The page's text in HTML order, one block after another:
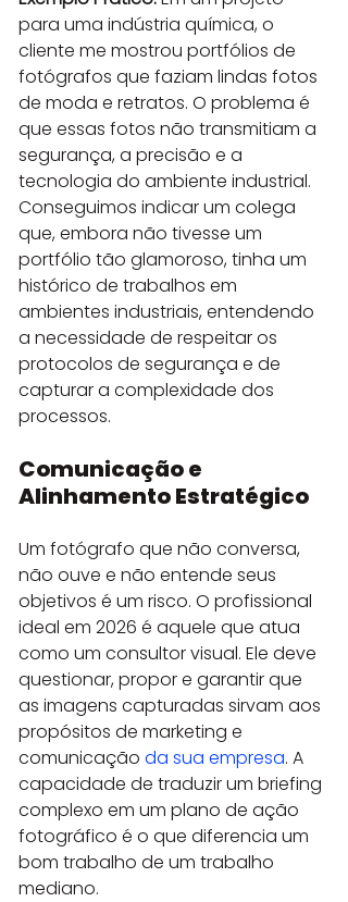
para uma indústria química, o
cliente me mostrou portfólios de
fotógrafos que faziam lindas fotos
de moda e retratos. O problema é
que essas fotos não transmitiam a
segurança, a precisão e a
tecnologia do ambiente industrial.
Conseguimos indicar um colega
que, embora não tivesse um
portfólio tão glamoroso, tinha um
histórico de trabalhos em
ambientes industriais, entendendo
a necessidade de respeitar os
protocolos de segurança e de
capturar a complexidade dos
processos.
Comunicação e
Alinhamento Estratégico
Um fotógrafo que não conversa,
não ouve e não entende seus
objetivos é um risco. O profissional
ideal em 2026 é aquele que atua
como um consultor visual. Ele deve
questionar, propor e garantir que
as imagens capturadas sirvam aos
propósitos de marketing e
comunicação da sua empresa. A
capacidade de traduzir um briefing
complexo em um plano de ação
fotográfico é o que diferencia um
bom trabalho de um trabalho
mediano.